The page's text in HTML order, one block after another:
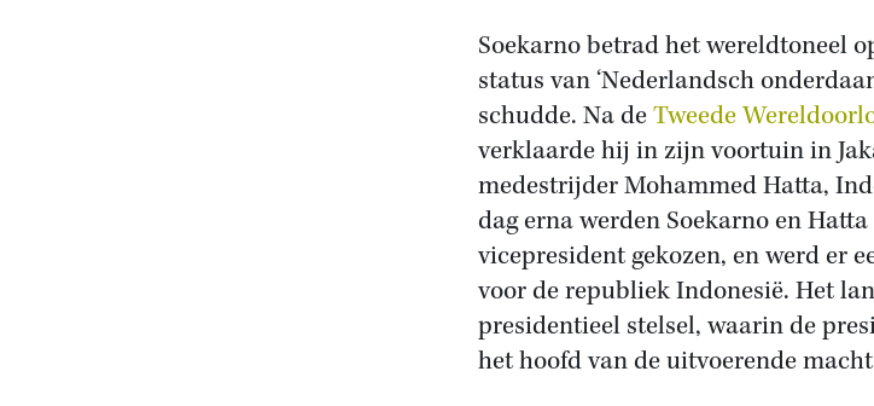
Soekarno betrad het wereldtoneel
status van ‘Nederlandsch
schudde. Na deTweede
verklaarde hij in zijn voortuin in
medestrijder Mohammed Hatta,
dag erna werden Soekarno en
vicepresident gekozen, en werd er
voor de republiek Indonesië. Het
presidentieel stelsel, waarin de
het hoofd van de uitvoerende